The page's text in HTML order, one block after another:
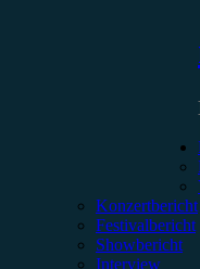
Konzertbericht
Festivalbericht
Showbericht
Interview